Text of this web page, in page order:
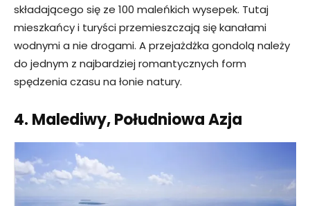
składającego się ze 100 maleńkich wysepek. Tutaj
mieszkańcy i turyści przemieszczają się kanałami
wodnymi a nie drogami. A przejażdżka gondolą należy
do jednym z najbardziej romantycznych form
spędzenia czasu na łonie natury.
4. Malediwy, Południowa Azja